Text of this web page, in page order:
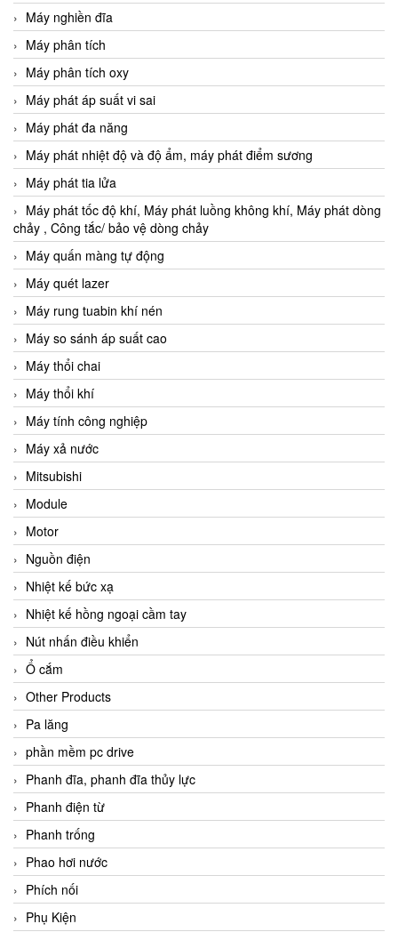
Máy nghiền đĩa
Máy phân tích
Máy phân tích oxy
Máy phát áp suất vi sai
Máy phát đa năng
Máy phát nhiệt độ và độ ẩm, máy phát điểm sương
Máy phát tia lửa
Máy phát tốc độ khí, Máy phát luồng không khí, Máy phát dòng
chảy , Công tắc/ bảo vệ dòng chảy
Máy quấn màng tự động
Máy quét lazer
Máy rung tuabin khí nén
Máy so sánh áp suất cao
Máy thổi chai
Máy thổi khí
Máy tính công nghiệp
Máy xả nước
Mitsubishi
Module
Motor
Nguồn điện
Nhiệt kế bức xạ
Nhiệt kế hồng ngoại cầm tay
Nút nhấn điều khiển
Ổ cắm
Other Products
Pa lăng
phần mềm pc drive
Phanh đĩa, phanh đĩa thủy lực
Phanh điện từ
Phanh trống
Phao hơi nước
Phích nối
Phụ Kiện